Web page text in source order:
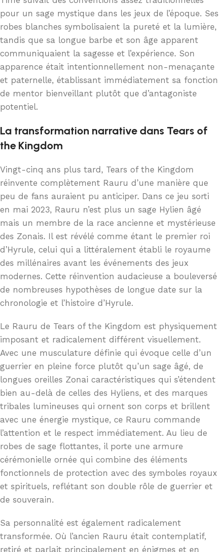
pour un sage mystique dans les jeux de l’époque. Ses
robes blanches symbolisaient la pureté et la lumière,
tandis que sa longue barbe et son âge apparent
communiquaient la sagesse et l’expérience. Son
apparence était intentionnellement non-menaçante
et paternelle, établissant immédiatement sa fonction
de mentor bienveillant plutôt que d’antagoniste
potentiel.
La transformation narrative dans Tears of
the Kingdom
Vingt-cinq ans plus tard, Tears of the Kingdom
réinvente complètement Rauru d’une manière que
peu de fans auraient pu anticiper. Dans ce jeu sorti
en mai 2023, Rauru n’est plus un sage Hylien âgé
mais un membre de la race ancienne et mystérieuse
des Zonais. Il est révélé comme étant le premier roi
d’Hyrule, celui qui a littéralement établi le royaume
des millénaires avant les événements des jeux
modernes. Cette réinvention audacieuse a bouleversé
de nombreuses hypothèses de longue date sur la
chronologie et l’histoire d’Hyrule.
Le Rauru de Tears of the Kingdom est physiquement
imposant et radicalement différent visuellement.
Avec une musculature définie qui évoque celle d’un
guerrier en pleine force plutôt qu’un sage âgé, de
longues oreilles Zonai caractéristiques qui s’étendent
bien au-delà de celles des Hyliens, et des marques
tribales lumineuses qui ornent son corps et brillent
avec une énergie mystique, ce Rauru commande
l’attention et le respect immédiatement. Au lieu de
robes de sage flottantes, il porte une armure
cérémonielle ornée qui combine des éléments
fonctionnels de protection avec des symboles royaux
et spirituels, reflétant son double rôle de guerrier et
de souverain.
Sa personnalité est également radicalement
transformée. Où l’ancien Rauru était contemplatif,
retiré et parlait principalement en énigmes et en